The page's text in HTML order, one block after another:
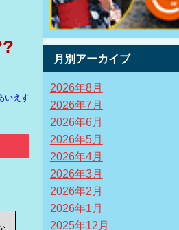
いえす
月別アーカイブ
2026年8月
2026年7月
2026年6月
2026年5月
2026年4月
2026年3月
2026年2月
2026年1月
2025年12月